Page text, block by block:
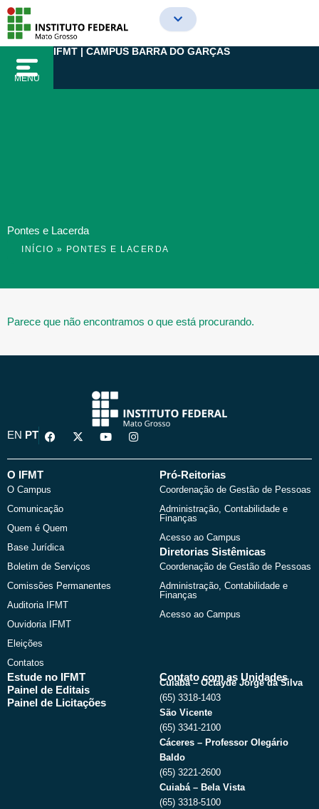
para
conteúdo
MENU
IFMT | CAMPUS BARRA DO GARÇAS
Pontes e Lacerda
INÍCIO » PONTES E LACERDA
Parece que não encontramos o que está procurando.
EN PT
F
a
e
o
k
X
-
w
Y
o
t
I
n
t
O IFMT
O Campus
Comunicação
Quem é Quem
Base Jurídica
Boletim de Serviços
Comissões Permanentes
Auditoria IFMT
Ouvidoria IFMT
Eleições
Contatos
Pró-Reitorias
Coordenação de Gestão de Pessoas
Administração, Contabilidade e
Finanças
Acesso ao Campus
Diretorias Sistêmicas
Coordenação de Gestão de Pessoas
Administração, Contabilidade e
Finanças
Acesso ao Campus
Estude no IFMT
Painel de Editais
Painel de Licitações
Contato com as Unidades
Cuiabá – Octayde Jorge da Silva
(65) 3318-1403
São Vicente
(65) 3341-2100
Cáceres – Professor Olegário
Baldo
(65) 3221-2600
Cuiabá – Bela Vista
(65) 3318-5100